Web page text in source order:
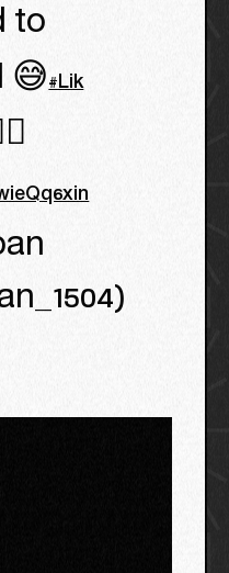
to
😅#Lik